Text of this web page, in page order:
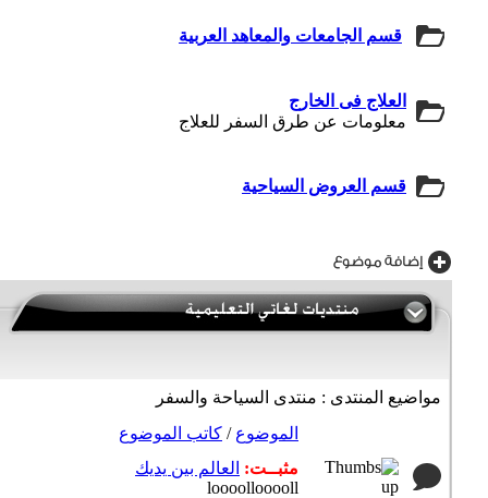
قسم الجامعات والمعاهد العربية
العلاج فى الخارج
معلومات عن طرق السفر للعلاج
قسم العروض السياحية
مواضيع المنتدى : منتدى السياحة والسفر
الموضوع / كاتب الموضوع
مثبــت: العالم بين يديك
loooollooooll